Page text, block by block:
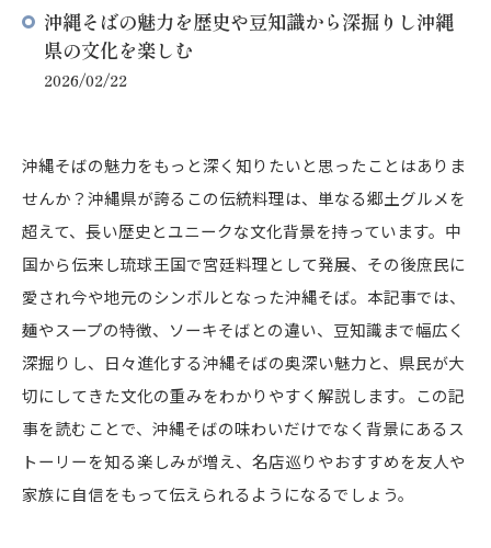
沖縄そばの魅力を歴史や豆知識から深掘りし沖縄
県の文化を楽しむ
2026/02/22
沖縄そばの魅力をもっと深く知りたいと思ったことはありま
せんか？沖縄県が誇るこの伝統料理は、単なる郷土グルメを
超えて、長い歴史とユニークな文化背景を持っています。中
国から伝来し琉球王国で宮廷料理として発展、その後庶民に
愛され今や地元のシンボルとなった沖縄そば。本記事では、
麺やスープの特徴、ソーキそばとの違い、豆知識まで幅広く
深掘りし、日々進化する沖縄そばの奥深い魅力と、県民が大
切にしてきた文化の重みをわかりやすく解説します。この記
事を読むことで、沖縄そばの味わいだけでなく背景にあるス
トーリーを知る楽しみが増え、名店巡りやおすすめを友人や
家族に自信をもって伝えられるようになるでしょう。